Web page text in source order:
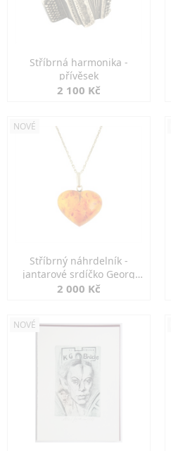
Stříbrná harmonika -
přívěsek
2 100 Kč
NOVÉ
Stříbrný náhrdelník -
jantarové srdíčko Georg
Kramer
2 000 Kč
NOVÉ